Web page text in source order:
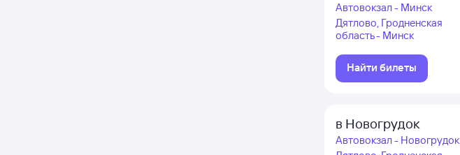
Автовокзал - Минск
Дятлово, Гродненская
область - Минск
Найти билеты
в Новогрудок
Автовокзал - Новогрудок